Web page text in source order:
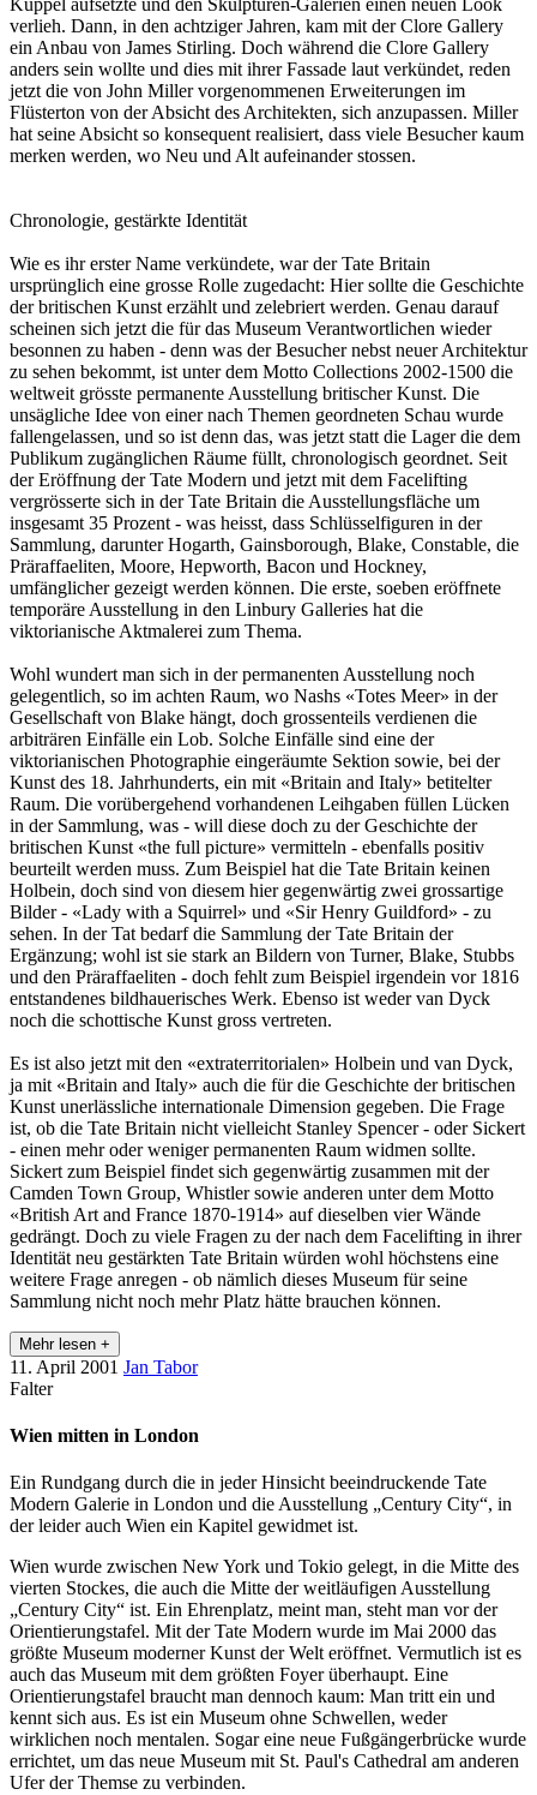
verlieh. Dann, in den achtziger Jahren, kam mit der Clore Gallery
ein Anbau von James Stirling. Doch während die Clore Gallery
anders sein wollte und dies mit ihrer Fassade laut verkündet, reden
jetzt die von John Miller vorgenommenen Erweiterungen im
Flüsterton von der Absicht des Architekten, sich anzupassen. Miller
hat seine Absicht so konsequent realisiert, dass viele Besucher kaum
merken werden, wo Neu und Alt aufeinander stossen.
Chronologie, gestärkte Identität
Wie es ihr erster Name verkündete, war der Tate Britain
ursprünglich eine grosse Rolle zugedacht: Hier sollte die Geschichte
der britischen Kunst erzählt und zelebriert werden. Genau darauf
scheinen sich jetzt die für das Museum Verantwortlichen wieder
besonnen zu haben - denn was der Besucher nebst neuer Architektur
zu sehen bekommt, ist unter dem Motto Collections 2002-1500 die
weltweit grösste permanente Ausstellung britischer Kunst. Die
unsägliche Idee von einer nach Themen geordneten Schau wurde
fallengelassen, und so ist denn das, was jetzt statt die Lager die dem
Publikum zugänglichen Räume füllt, chronologisch geordnet. Seit
der Eröffnung der Tate Modern und jetzt mit dem Facelifting
vergrösserte sich in der Tate Britain die Ausstellungsfläche um
insgesamt 35 Prozent - was heisst, dass Schlüsselfiguren in der
Sammlung, darunter Hogarth, Gainsborough, Blake, Constable, die
Präraffaeliten, Moore, Hepworth, Bacon und Hockney,
umfänglicher gezeigt werden können. Die erste, soeben eröffnete
temporäre Ausstellung in den Linbury Galleries hat die
viktorianische Aktmalerei zum Thema.
Wohl wundert man sich in der permanenten Ausstellung noch
gelegentlich, so im achten Raum, wo Nashs «Totes Meer» in der
Gesellschaft von Blake hängt, doch grossenteils verdienen die
arbiträren Einfälle ein Lob. Solche Einfälle sind eine der
viktorianischen Photographie eingeräumte Sektion sowie, bei der
Kunst des 18. Jahrhunderts, ein mit «Britain and Italy» betitelter
Raum. Die vorübergehend vorhandenen Leihgaben füllen Lücken
in der Sammlung, was - will diese doch zu der Geschichte der
britischen Kunst «the full picture» vermitteln - ebenfalls positiv
beurteilt werden muss. Zum Beispiel hat die Tate Britain keinen
Holbein, doch sind von diesem hier gegenwärtig zwei grossartige
Bilder - «Lady with a Squirrel» und «Sir Henry Guildford» - zu
sehen. In der Tat bedarf die Sammlung der Tate Britain der
Ergänzung; wohl ist sie stark an Bildern von Turner, Blake, Stubbs
und den Präraffaeliten - doch fehlt zum Beispiel irgendein vor 1816
entstandenes bildhauerisches Werk. Ebenso ist weder van Dyck
noch die schottische Kunst gross vertreten.
Es ist also jetzt mit den «extraterritorialen» Holbein und van Dyck,
ja mit «Britain and Italy» auch die für die Geschichte der britischen
Kunst unerlässliche internationale Dimension gegeben. Die Frage
ist, ob die Tate Britain nicht vielleicht Stanley Spencer - oder Sickert
- einen mehr oder weniger permanenten Raum widmen sollte.
Sickert zum Beispiel findet sich gegenwärtig zusammen mit der
Camden Town Group, Whistler sowie anderen unter dem Motto
«British Art and France 1870-1914» auf dieselben vier Wände
gedrängt. Doch zu viele Fragen zu der nach dem Facelifting in ihrer
Identität neu gestärkten Tate Britain würden wohl höchstens eine
weitere Frage anregen - ob nämlich dieses Museum für seine
Sammlung nicht noch mehr Platz hätte brauchen können.
Mehr lesen +
11. April 2001 Jan Tabor
Falter
Wien mitten in London
Ein Rundgang durch die in jeder Hinsicht beeindruckende Tate
Modern Galerie in London und die Ausstellung „Century City“, in
der leider auch Wien ein Kapitel gewidmet ist.
Wien wurde zwischen New York und Tokio gelegt, in die Mitte des
vierten Stockes, die auch die Mitte der weitläufigen Ausstellung
„Century City“ ist. Ein Ehrenplatz, meint man, steht man vor der
Orientierungstafel. Mit der Tate Modern wurde im Mai 2000 das
größte Museum moderner Kunst der Welt eröffnet. Vermutlich ist es
auch das Museum mit dem größten Foyer überhaupt. Eine
Orientierungstafel braucht man dennoch kaum: Man tritt ein und
kennt sich aus. Es ist ein Museum ohne Schwellen, weder
wirklichen noch mentalen. Sogar eine neue Fußgängerbrücke wurde
errichtet, um das neue Museum mit St. Paul's Cathedral am anderen
Ufer der Themse zu verbinden.